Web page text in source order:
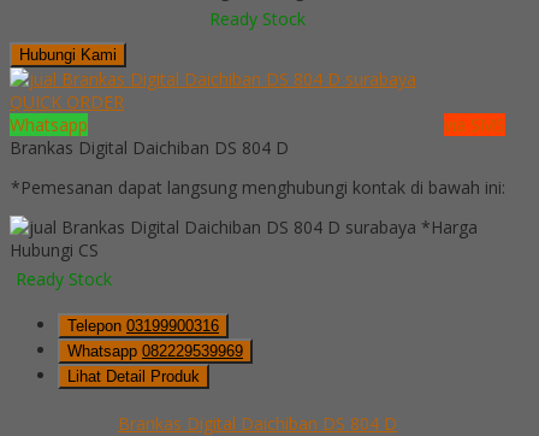
Ready Stock
Hubungi Kami
QUICK ORDER
Whatsapp
via SMS
Brankas Digital Daichiban DS 804 D
*Pemesanan dapat langsung menghubungi kontak di bawah ini:
*Harga
Hubungi CS
Ready Stock
Telepon 03199900316
Whatsapp 082229539969
Lihat Detail Produk
Brankas Digital Daichiban DS 804 D